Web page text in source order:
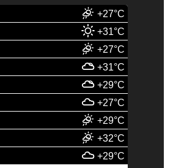
+27°C
+31°C
+27°C
+31°C
+29°C
+27°C
+29°C
+32°C
+29°C